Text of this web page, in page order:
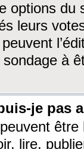
options du
leurs
sondage à
je pas
être
lire,